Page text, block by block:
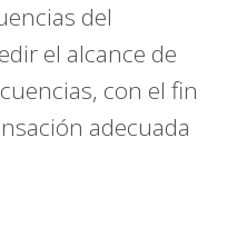
del
el alcance de
con el fin
adecuada